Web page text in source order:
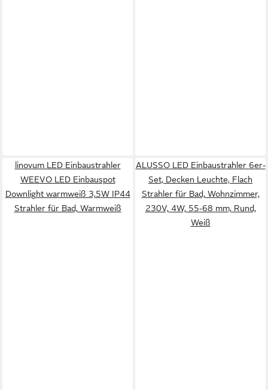
linovum LED Einbaustrahler
WEEVO LED Einbauspot
Downlight warmweiß 3,5W IP44
Strahler für Bad, Warmweiß
ALUSSO LED Einbaustrahler 6er-
Set, Decken Leuchte, Flach
Strahler für Bad, Wohnzimmer,
230V, 4W, 55-68 mm, Rund,
Weiß